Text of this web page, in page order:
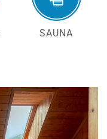
SAUNA